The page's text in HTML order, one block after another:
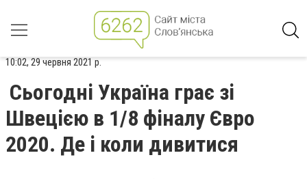
10:02, 29 червня 2021 р.
Сьогодні Україна грає зі
Швецією в 1/8 фіналу Євро
2020. Де і коли дивитися